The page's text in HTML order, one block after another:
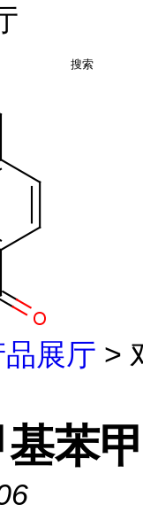
搜索
品展厅 >
苯